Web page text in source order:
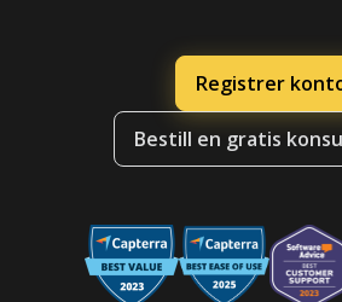
Registrer
Bestill en gratis